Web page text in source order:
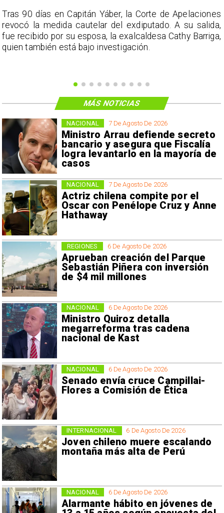
Tras 90 días en Capitán Yáber, la Corte de Apelaciones
revocó la medida cautelar del exdiputado. A su salida,
fue recibido por su esposa, la exalcaldesa Cathy Barriga,
quien también está bajo investigación.
7 De Agosto De 2026
Ministro Arrau defiende secreto
bancario y asegura que Fiscalía
logra levantarlo en la mayoría de
casos
NACIONAL
7 De Agosto De 2026
Actriz chilena compite por el
Oscar con Penélope Cruz y Anne
Hathaway
NACIONAL
6 De Agosto De 2026
Aprueban creación del Parque
Sebastián Piñera con inversión
de $4 mil millones
REGIONES
6 De Agosto De 2026
Ministro Quiroz detalla
megarreforma tras cadena
nacional de Kast
NACIONAL
6 De Agosto De 2026
Senado envía cruce Campillai-
Flores a Comisión de Ética
NACIONAL
6 De Agosto De 2026
Joven chileno muere escalando
montaña más alta de Perú
INTERNACIONAL
6 De Agosto De 2026
Alarmante hábito en jóvenes de
NACIONAL
MÁS NOTICIAS